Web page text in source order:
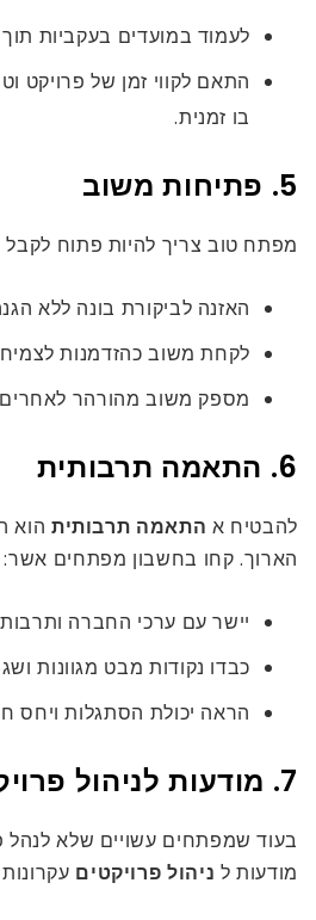
לעמוד במועדים בעקביות
התאם לקווי זמן של פרויקט
בו זמנית.
5. פתיחות משוב
מפתח טוב צריך להיות פתוח לקבל
האזנה לביקורת בונה ללא
לקחת משוב כהזדמנות
מספק משוב מהורהר לאחרים
6. התאמה תרבותית
להבטיח א התאמה תרבותית הוא
הארוך. קחו בחשבון מפתחים אשר:
יישר עם ערכי החברה
כבדו נקודות מבט מגוונות
הראה יכולת הסתגלות ויחס
7. מודעות לניהול פרויקטים
בעוד שמפתחים עשויים שלא לנהל
מודעות ל ניהול פרויקטים